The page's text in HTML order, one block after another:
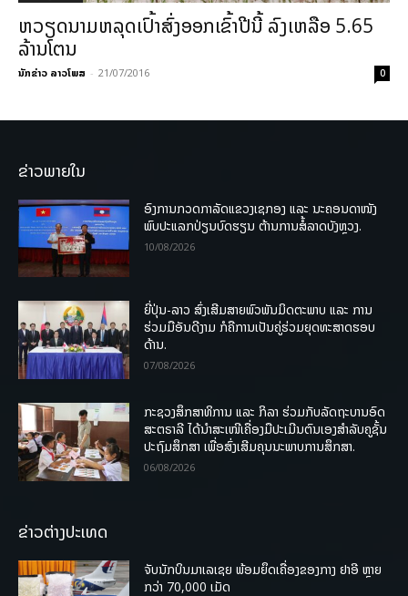
ຫວຽດນາມຫລຸດເປົ້າສົ່ງອອກເຂົ້າປີນີ້ ລົງເຫລືອ 5.65
ລ້ານໂຕນ
ນັກຂ່າວ ລາວໂພສ - 21/07/2016 0
ຂ່າວພາຍໃນ
ອົງການກວດກາລັດແຂວງເຊກອງ ແລະ ນະຄອນດາໜັງ
ພົບປະແລກປ່ຽນບົດຮຽນ ຕ້ານການສໍ້ລາດບັງຫຼວງ.
10/08/2026
ຍີ່ປຸ່ນ-ລາວ ສົ່ງເສີມສາຍພົວພັນມິດຕະພາບ ແລະ ການ
ຮ່ວມມືອັນດີງາມ ກໍຄືການເປັນຄູ່ຮ່ວມຍຸດທະສາດຮອບ
ດ້ານ.
07/08/2026
ກະຊວງສຶກສາທິການ ແລະ ກິລາ ຮ່ວມກັບລັດຖະບານອົດ
ສະຕຣາລີ ໄດ້ນຳສະເໜີເຄື່ອງມືປະເມີນຕົນເອງສຳລັບຄູຊັ້ນ
ປະຖົມສຶກສາ ເພື່ອສົ່ງເສີມຄຸນນະພາບການສຶກສາ.
06/08/2026
ຂ່າວຕ່າງປະເທດ
ຈັບນັກບິນມາເລເຊຍ ພ້ອມຍຶດເຄື່ອງຂອງກາງ ຢາອີ ຫຼາຍ
ກວ່າ 70,000 ເມັດ